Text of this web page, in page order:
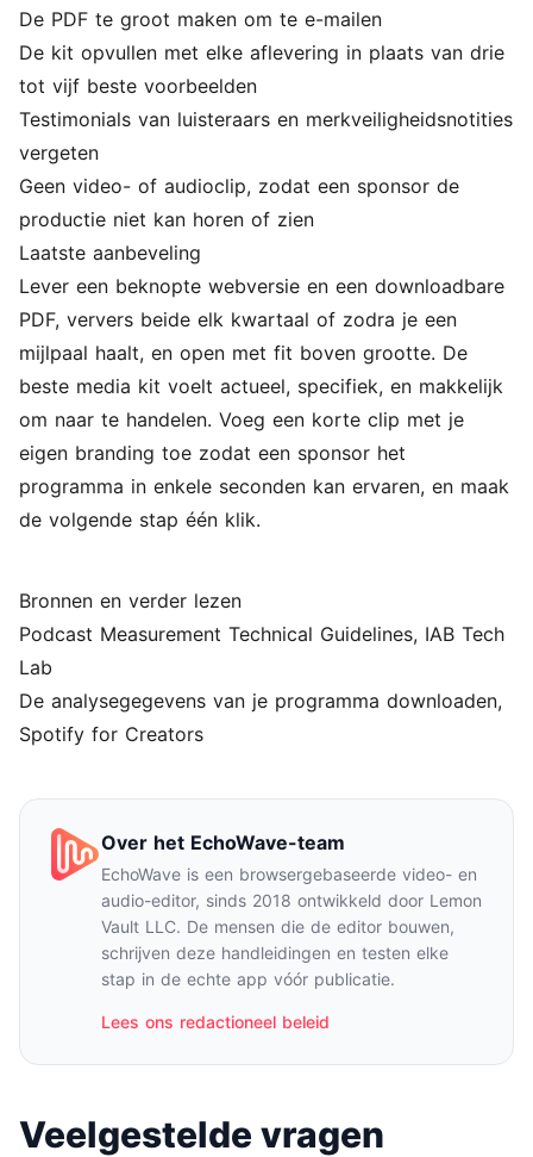
De PDF te groot maken om te e-mailen
De kit opvullen met elke aflevering in plaats van drie
tot vijf beste voorbeelden
Testimonials van luisteraars en merkveiligheidsnotities
vergeten
Geen video- of audioclip, zodat een sponsor de
productie niet kan horen of zien
Laatste aanbeveling
Lever een beknopte webversie en een downloadbare
PDF, ververs beide elk kwartaal of zodra je een
mijlpaal haalt, en open met fit boven grootte. De
beste media kit voelt actueel, specifiek, en makkelijk
om naar te handelen. Voeg een korte clip met je
eigen branding toe zodat een sponsor het
programma in enkele seconden kan ervaren, en maak
de volgende stap één klik.
Bronnen en verder lezen
Podcast Measurement Technical Guidelines, IAB Tech
Lab
De analysegegevens van je programma downloaden,
Spotify for Creators
Over het EchoWave-team
EchoWave is een browsergebaseerde video- en
audio-editor, sinds 2018 ontwikkeld door Lemon
Vault LLC. De mensen die de editor bouwen,
schrijven deze handleidingen en testen elke
stap in de echte app vóór publicatie.
Lees ons redactioneel beleid
Veelgestelde vragen